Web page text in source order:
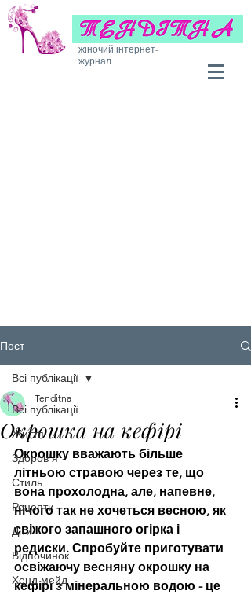
жіночий інтернет-
журнал
Пост
Всі публікації
Життя
Здоров'я
Стиль
Рецепти
Діти
Відпочинок
Хенд мейд
Всі публікації
Окрошка на кефірі
Tenditna
Окрошку вважають більше
літньою стравою через те, що
вона прохолодна, але, напевне,
нічого так не хочеться весною, як
свіжого запашного огірка і
редиски. Спробуйте приготувати
освіжаючу весняну окрошку на
кефірі з мінеральною водою - це